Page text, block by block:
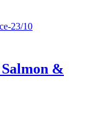
&